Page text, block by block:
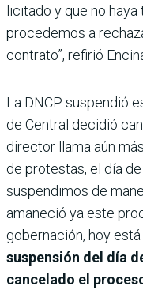
licitado y que no
procedemos a
contrato”, refirió
La DNCP suspendió
de Central decidió
director llama aún
de protestas, el día
suspendimos de
amaneció ya este
gobernación, hoy está
suspensión del día
cancelado el